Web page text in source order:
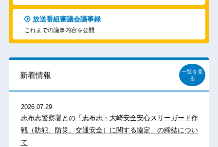
放送番組審議会議事録
これまでの議事内容を公開
新着情報
一覧を見
る
2026.07.29
志布志警察署との「志布志・大崎安全安心スリーガード作
戦（防犯、防災、交通安全）に関する協定」の締結につい
て